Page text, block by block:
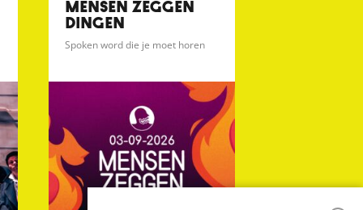
MENSEN ZEGGEN
DINGEN
Spoken word die je moet horen